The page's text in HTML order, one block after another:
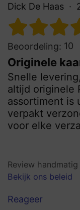
Dick De Haas
Beoordeling: 10
Originele
Snelle
altijd originele
assortiment is
verpakt
voor elke
Review
Bekijk ons beleid
Reageer